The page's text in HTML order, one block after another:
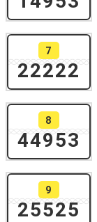
7
22222
8
44953
9
25525